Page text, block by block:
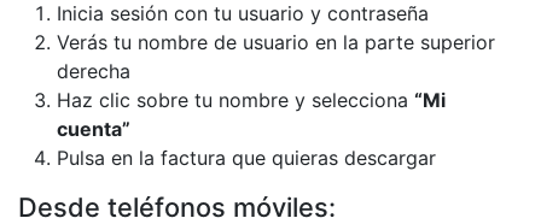
Inicia sesión con tu usuario y contraseña
Verás tu nombre de usuario en la parte superior
derecha
Haz clic sobre tu nombre y selecciona “Mi
cuenta”
Pulsa en la factura que quieras descargar
Desde teléfonos móviles: